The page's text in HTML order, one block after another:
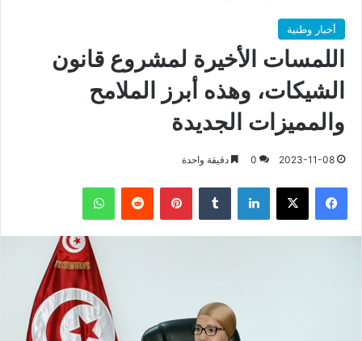
أخبار وطنية
اللمسات الأخيرة لمشروع قانون
الشيكات، وهذه أبرز الملامح
والمميزات الجديدة
2023-11-08
0 دقيقة واحدة
فيسبوك X لينكدإن بينتيريست واتساب